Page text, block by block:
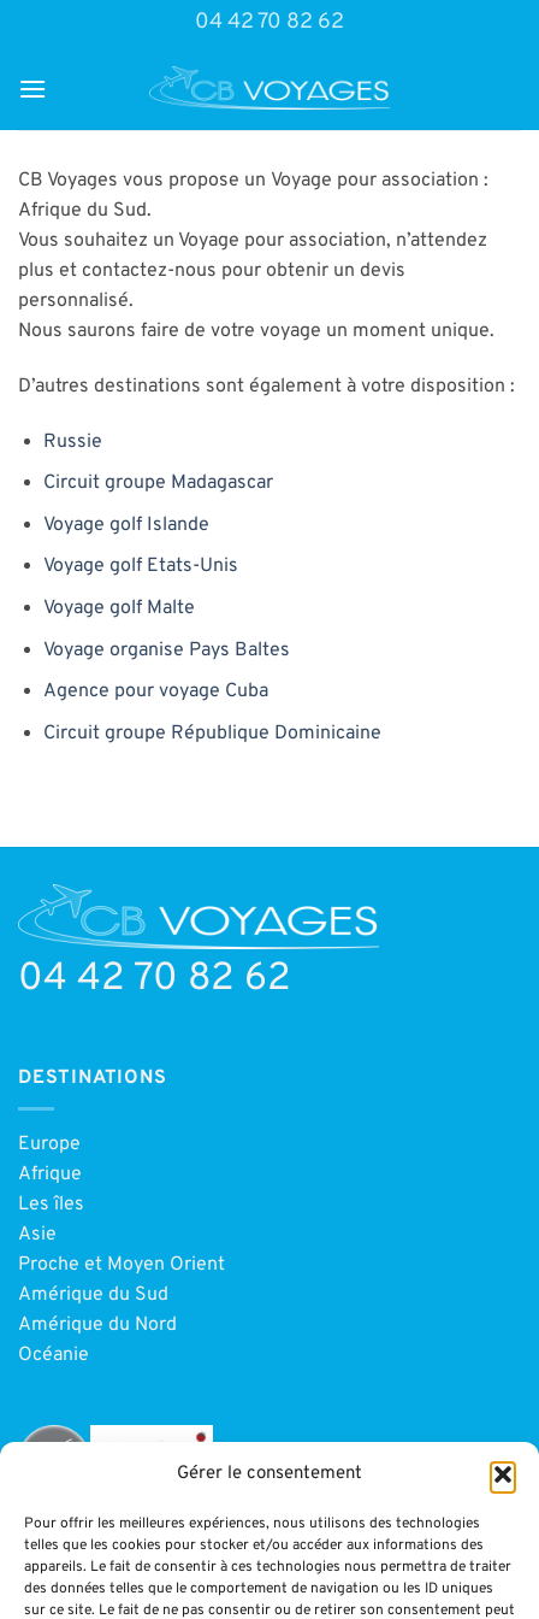
Gérer le consentement
Pour offrir les meilleures expériences, nous utilisons des technologies
telles que les cookies pour stocker et/ou accéder aux informations des
appareils. Le fait de consentir à ces technologies nous permettra de traiter
des données telles que le comportement de navigation ou les ID uniques
sur ce site. Le fait de ne pas consentir ou de retirer son consentement peut
04 42 70 82 62
CB Voyages vous propose un Voyage pour association :
Afrique du Sud.
Vous souhaitez un Voyage pour association, n’attendez
plus et contactez-nous pour obtenir un devis
personnalisé.
Nous saurons faire de votre voyage un moment unique.
D’autres destinations sont également à votre disposition :
Russie
Circuit groupe Madagascar
Voyage golf Islande
Voyage golf Etats-Unis
Voyage golf Malte
Voyage organise Pays Baltes
Agence pour voyage Cuba
Circuit groupe République Dominicaine
04 42 70 82 62
DESTINATIONS
Europe
Afrique
Les îles
Asie
Proche et Moyen Orient
Amérique du Sud
Amérique du Nord
Océanie
INFORMATIONS